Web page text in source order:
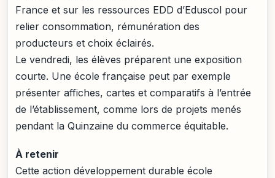
France et sur les ressources EDD d’Eduscol pour
relier consommation, rémunération des
producteurs et choix éclairés.
Le vendredi, les élèves préparent une exposition
courte. Une école française peut par exemple
présenter affiches, cartes et comparatifs à l’entrée
de l’établissement, comme lors de projets menés
pendant la Quinzaine du commerce équitable.
À retenir
Cette action développement durable école